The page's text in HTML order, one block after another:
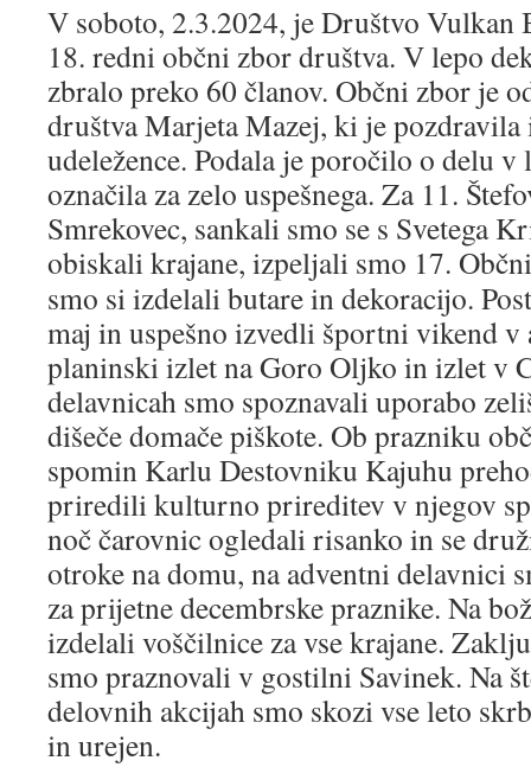
V soboto, 2.3.2024, je Društvo Vulkan
18. redni občni zbor društva. V lepo
zbralo preko 60 članov. Občni zbor je
društva Marjeta Mazej, ki je
udeležence. Podala je poročilo o delu v
označila za zelo uspešnega. Za 11.
Smrekovec, sankali smo se s Svetega
obiskali krajane, izpeljali smo 17.
smo si izdelali butare in dekoracijo.
maj in uspešno izvedli športni vikend v
planinski izlet na Goro Oljko in izlet v
delavnicah smo spoznavali uporabo
dišeče domače piškote. Ob prazniku
spomin Karlu Destovniku Kajuhu
priredili kulturno prireditev v njegov
noč čarovnic ogledali risanko in se
otroke na domu, na adventni delavnici
za prijetne decembrske praznike. Na
izdelali voščilnice za vse krajane.
smo praznovali v gostilni Savinek. Na
delovnih akcijah smo skozi vse leto
in urejen.